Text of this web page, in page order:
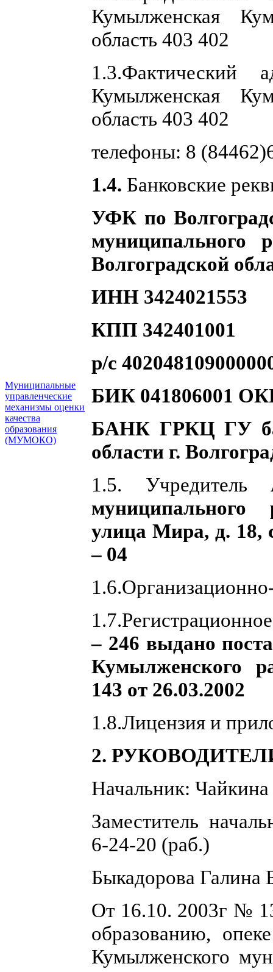
Муниципальные
управленческие
механизмы оценки
качества
образования
(МУМОКО)
Кумылженская
область 403 402
Кумылженская
область 403 402
телефоны: 8
1.4. Банковские
УФК по
Волгоградской
ИНН 3424021553
КПП 342401001
р/с
БИК 041806001
БАНК ГРКЦ ГУ
области г.
1.5. Учредитель
муниципального
улица Мира, д. 18,
– 04
– 246 выдано
Кумылженского
143 от 26.03.2002
1.8.Лицензия и
2.
Начальник:
Заместитель
6-24-20 (раб.)
Быкадорова Галина
От 16.10. 2003г №
образованию,
Кумылженского